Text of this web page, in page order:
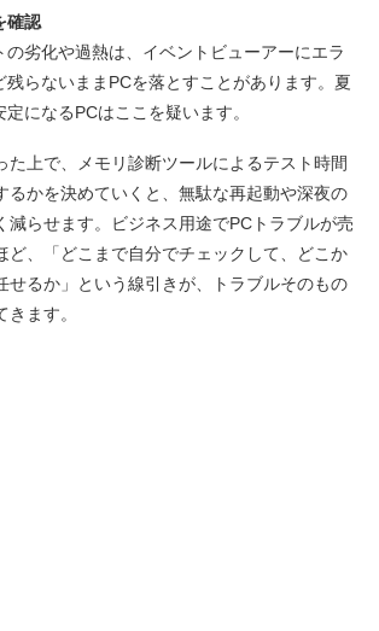
確認
の劣化や過熱は、イベントビューアーにエラ
残らないままPCを落とすことがあります。夏
になるPCはここを疑います。
た上で、メモリ診断ツールによるテスト時間
るかを決めていくと、無駄な再起動や深夜の
減らせます。ビジネス用途でPCトラブルが売
ど、「どこまで自分でチェックして、どこか
せるか」という線引きが、トラブルそのもの
ます。